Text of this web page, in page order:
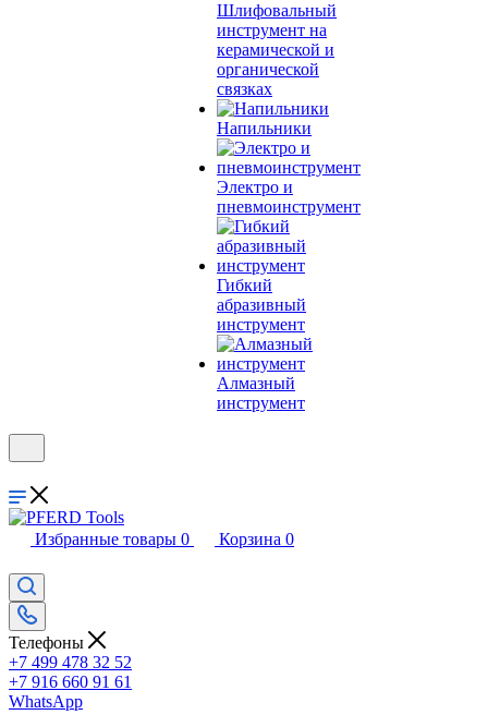
Шлифовальный
инструмент на
керамической и
органической
связках
Напильники
Электро и
пневмоинструмент
Гибкий
абразивный
инструмент
Алмазный
инструмент
Избранные товары 0 Корзина 0
Телефоны
+7 499 478 32 52
+7 916 660 91 61
WhatsApp